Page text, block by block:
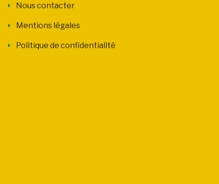
Nous contacter
Mentions légales
Politique de confidentialité